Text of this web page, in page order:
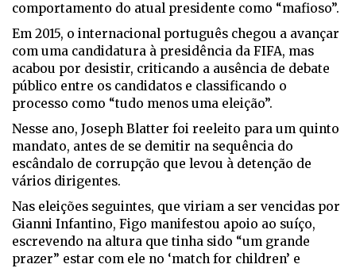
comportamento do atual presidente como “mafioso”.
Em 2015, o internacional português chegou a avançar
com uma candidatura à presidência da FIFA, mas
acabou por desistir, criticando a ausência de debate
público entre os candidatos e classificando o
processo como “tudo menos uma eleição”.
Nesse ano, Joseph Blatter foi reeleito para um quinto
mandato, antes de se demitir na sequência do
escândalo de corrupção que levou à detenção de
vários dirigentes.
Nas eleições seguintes, que viriam a ser vencidas por
Gianni Infantino, Figo manifestou apoio ao suíço,
escrevendo na altura que tinha sido “um grande
prazer” estar com ele no ‘match for children’ e